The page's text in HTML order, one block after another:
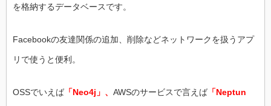
を格納するデータベースです。
Facebookの友達関係の追加、削除などネットワークを扱うアプ
リで使うと便利。
OSSでいえば 「Neo4j」、 AWSのサービスで言えば 「Neptun